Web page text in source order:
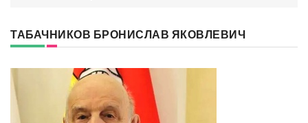
ТАБАЧНИКОВ БРОНИСЛАВ ЯКОВЛЕВИЧ